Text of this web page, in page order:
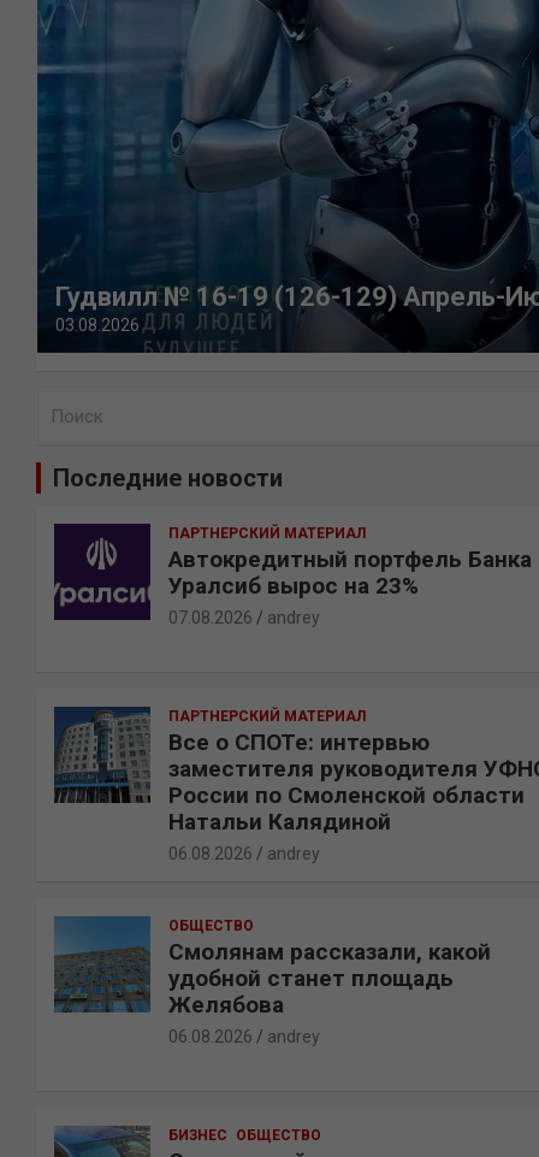
Гудвилл № 16-19 (126-129) Апрель-
03.08.2026
Последние новости
ПАРТНЕРСКИЙ МАТЕРИАЛ
Автокредитный портфель Банка
Уралсиб вырос на 23%
07.08.2026 andrey
ПАРТНЕРСКИЙ МАТЕРИАЛ
Все о СПОТе: интервью
заместителя руководителя
России по Смоленской области
Натальи Калядиной
06.08.2026 andrey
ОБЩЕСТВО
Смолянам рассказали, какой
удобной станет площадь
Желябова
06.08.2026 andrey
БИЗНЕС ОБЩЕСТВО